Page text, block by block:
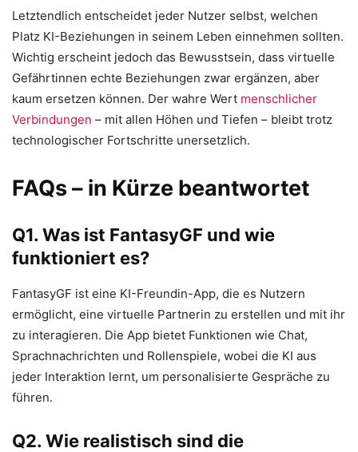
Letztendlich entscheidet jeder Nutzer selbst, welchen
Platz KI-Beziehungen in seinem Leben einnehmen sollten.
Wichtig erscheint jedoch das Bewusstsein, dass virtuelle
Gefährtinnen echte Beziehungen zwar ergänzen, aber
kaum ersetzen können. Der wahre Wert menschlicher
Verbindungen – mit allen Höhen und Tiefen – bleibt trotz
technologischer Fortschritte unersetzlich.
FAQs – in Kürze beantwortet
Q1. Was ist FantasyGF und wie
funktioniert es?
FantasyGF ist eine KI-Freundin-App, die es Nutzern
ermöglicht, eine virtuelle Partnerin zu erstellen und mit ihr
zu interagieren. Die App bietet Funktionen wie Chat,
Sprachnachrichten und Rollenspiele, wobei die KI aus
jeder Interaktion lernt, um personalisierte Gespräche zu
führen.
Q2. Wie realistisch sind die